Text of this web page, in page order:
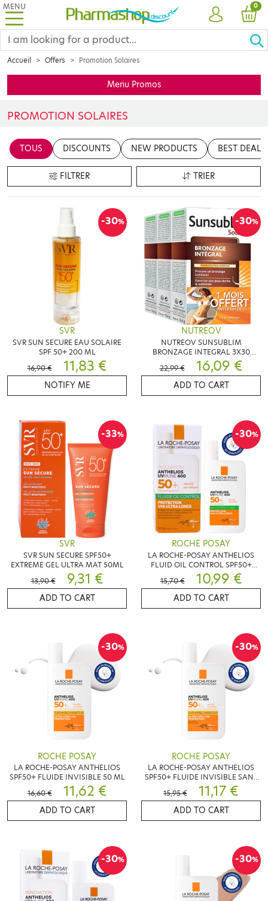
MENU
ACCOUNT
0
Accueil Offers Promotion Solaires
Menu Promos
PROMOTION SOLAIRES
en cliquant sur le bouton "Modifier le contenu"
TOUS DISCOUNTS NEW PRODUCTS BEST DEALS
FILTRER TRIER
-30%
SVR
SVR SUN SECURE EAU SOLAIRE
SPF 50+ 200 ML
16,90 €
11,83 €
NOTIFY ME
-30%
NUTREOV
NUTREOV SUNSUBLIM
BRONZAGE INTEGRAL 3X30
CAPSULES
22,99 € 16,09 €
ADD TO CART
-33%
SVR
SVR SUN SECURE SPF50+
EXTREME GEL ULTRA MAT 50ML
13,90 €
9,31 €
ADD TO CART
-30%
ROCHE POSAY
LA ROCHE-POSAY ANTHELIOS
FLUID OIL CONTROL SPF50+
50ML
15,70 € 10,99 €
ADD TO CART
-30%
ROCHE POSAY
LA ROCHE-POSAY ANTHELIOS
SPF50+ FLUIDE INVISIBLE 50 ML
16,60 €
11,62 €
ADD TO CART
-30%
ROCHE POSAY
LA ROCHE-POSAY ANTHELIOS
SPF50+ FLUIDE INVISIBLE SANS
PARFUM 50 ML
15,95 € 11,17 €
ADD TO CART
-30% -30%